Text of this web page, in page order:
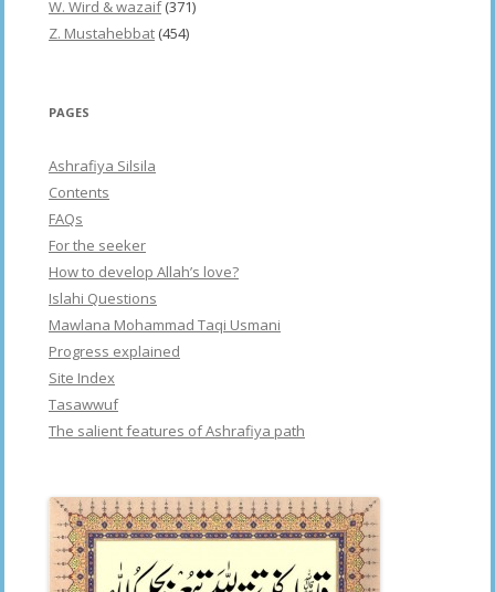
W. Wird & wazaif(371)
Z. Mustahebbat (454)
PAGES
Ashrafiya Silsila
Contents
FAQs
For the seeker
How to develop Allah’s love?
Islahi Questions
Mawlana Mohammad Taqi Usmani
Progress explained
Site Index
Tasawwuf
The salient features of Ashrafiya path